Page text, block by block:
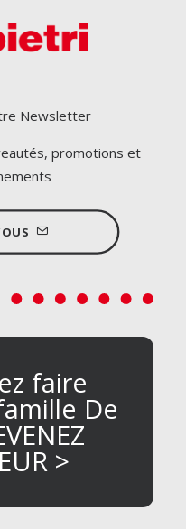
Newsletter
promotions et
faire
De
>